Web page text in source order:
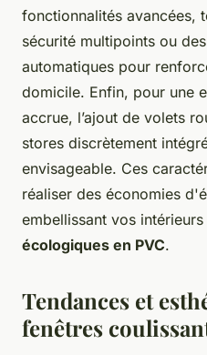
fonctionnalités avancées,
sécurité multipoints ou
automatiques pour
domicile. Enfin, pour une
accrue, l’ajout de volets
stores discrètement
envisageable. Ces
réaliser des économies
embellissant vos
écologiques en PVC.
Tendances et
fenêtres